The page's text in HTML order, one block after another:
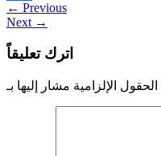
Share
← Previous
Next →
اترك تعليقاً